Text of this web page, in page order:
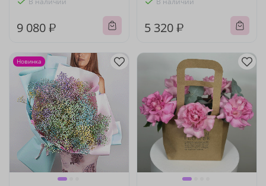
9 080 ₽ 5 320 ₽
Новинка